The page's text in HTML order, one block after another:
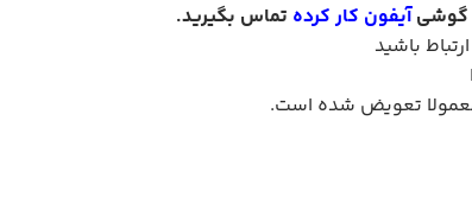
گوشیآیفون کار کرده تماس بگیرید.
باشید